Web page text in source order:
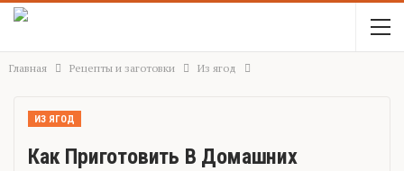
Главная Рецепты и заготовки Из ягод
ИЗ ЯГОД
Как Приготовить В Домашних